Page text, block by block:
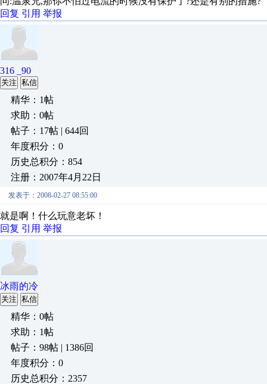
回复 引用 举报
316 _90
关注 私信
精华：1帖
求助：0帖
帖子：17帖 | 644回
年度积分：0
历史总积分：854
注册：2007年4月22日
发表于：2008-02-27 08:55:00
就是啊！什么玩意老坏！
回复 引用 举报
冰雨的冷
关注 私信
精华：0帖
求助：1帖
帖子：98帖 | 1386回
年度积分：0
历史总积分：2357